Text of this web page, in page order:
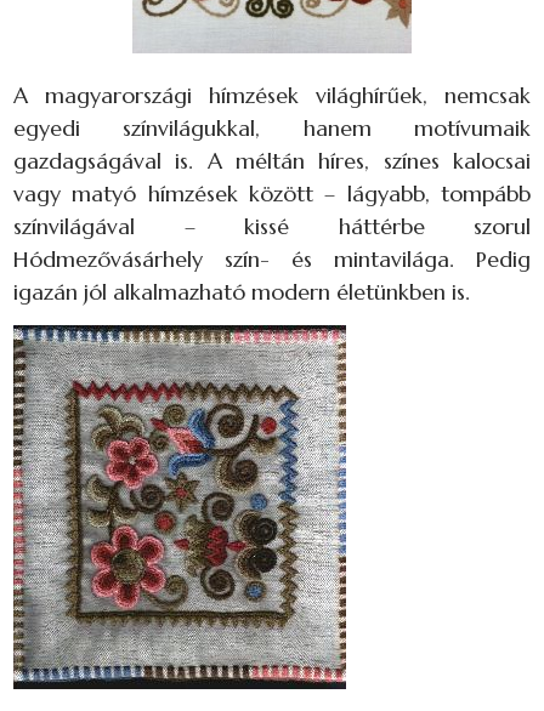
A magyarországi hímzések világhírűek, nemcsak
egyedi színvilágukkal, hanem motívumaik
gazdagságával is. A méltán híres, színes kalocsai
vagy matyó hímzések között – lágyabb, tompább
színvilágával – kissé háttérbe szorul
Hódmezővásárhely szín- és mintavilága. Pedig
igazán jól alkalmazható modern életünkben is.